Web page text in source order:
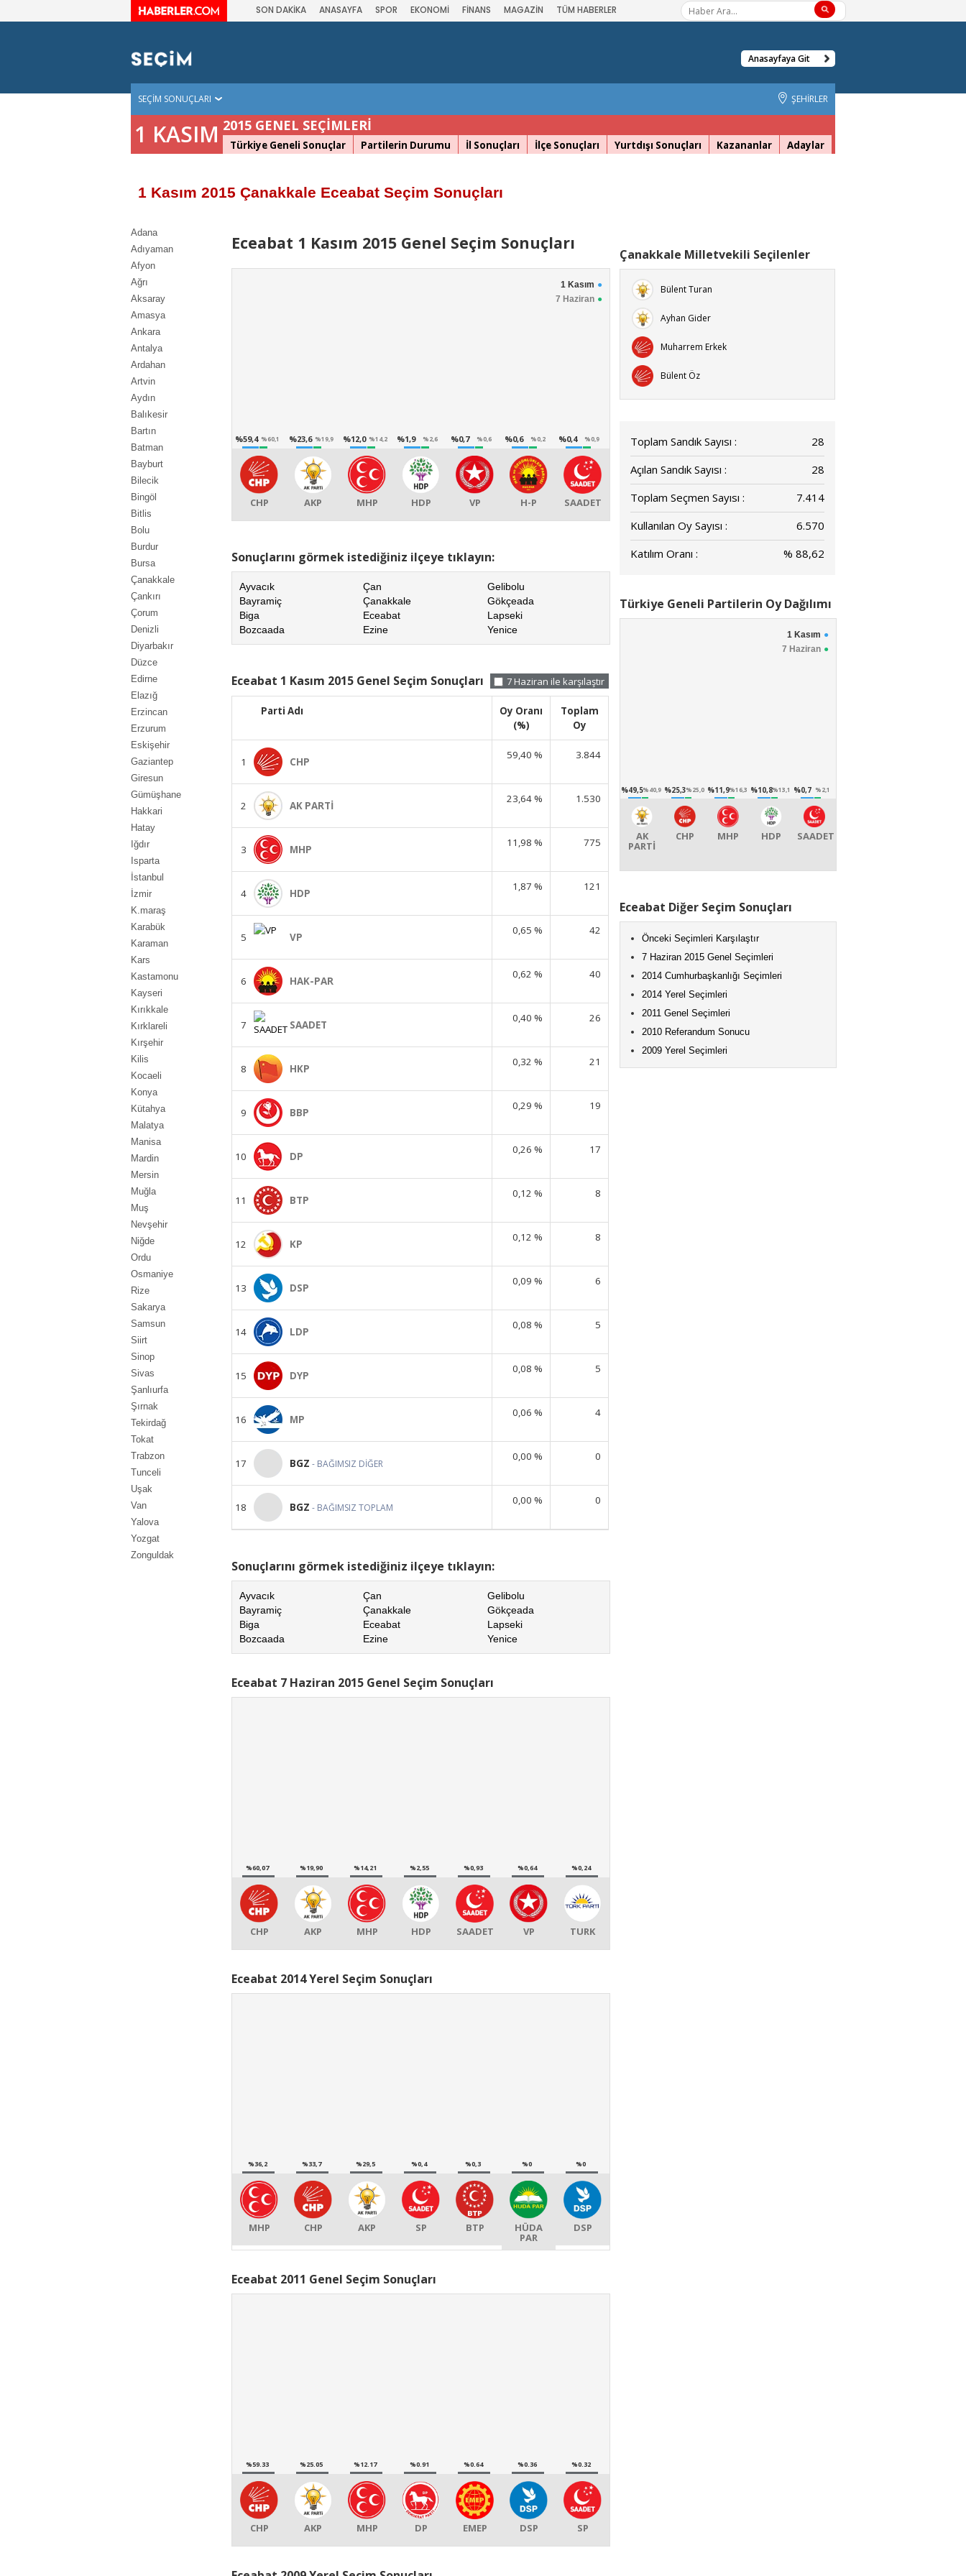
SON DAKİKA ANASAYFA SPOR EKONOMİ FİNANS MAGAZİN TÜM HABERLER
Anasayfaya Git
SEÇİM SONUÇLARI ŞEHİRLER
1 KASIM 2015 GENEL SEÇİMLERİ
Türkiye Geneli Sonuçlar Partilerin Durumu İl Sonuçları İlçe Sonuçları Yurtdışı Sonuçları Kazananlar Adaylar
1 Kasım 2015 Çanakkale Eceabat Seçim Sonuçları
Adana
Adıyaman
Afyon
Ağrı
Aksaray
Amasya
Ankara
Antalya
Ardahan
Artvin
Aydın
Balıkesir
Bartın
Batman
Bayburt
Bilecik
Bingöl
Bitlis
Bolu
Burdur
Bursa
Çanakkale
Çankırı
Çorum
Denizli
Diyarbakır
Düzce
Edirne
Elazığ
Erzincan
Erzurum
Eskişehir
Gaziantep
Giresun
Gümüşhane
Hakkari
Hatay
Iğdır
Isparta
İstanbul
İzmir
K.maraş
Karabük
Karaman
Kars
Kastamonu
Kayseri
Kırıkkale
Kırklareli
Kırşehir
Kilis
Kocaeli
Konya
Kütahya
Malatya
Manisa
Mardin
Mersin
Muğla
Muş
Nevşehir
Niğde
Ordu
Osmaniye
Rize
Sakarya
Samsun
Siirt
Sinop
Sivas
Şanlıurfa
Şırnak
Tekirdağ
Tokat
Trabzon
Tunceli
Uşak
Van
Yalova
Yozgat
Zonguldak
Eceabat 1 Kasım 2015 Genel Seçim Sonuçları
1 Kasım
7 Haziran
%59,4 %60,1
CHP
%23,6 %19,9
AKP
%12,0 %14,2
MHP
%1,9 %2,6
HDP
%0,7 %0,6
VP
%0,6 %0,2
H-P
%0,4 %0,9
SAADET
Sonuçlarını görmek istediğiniz ilçeye tıklayın:
Ayvacık
Bayramiç
Biga
Bozcaada
Çan
Çanakkale
Eceabat
Ezine
Gelibolu
Gökçeada
Lapseki
Yenice
Eceabat 1 Kasım 2015 Genel Seçim Sonuçları 7 Haziran ile karşılaştır
Parti Adı
Oy Oranı
(%)
Toplam
Oy
1 CHP
59,40 % 3.844
2 AK PARTİ
23,64 % 1.530
3 MHP
11,98 % 775
4 HDP
1,87 % 121
5 VP
0,65 % 42
6 HAK-PAR
0,62 % 40
7 SAADET
0,40 % 26
8 HKP
0,32 % 21
9 BBP
0,29 % 19
10 DP
0,26 % 17
11 BTP
0,12 % 8
12 KP
0,12 % 8
13 DSP
0,09 % 6
14 LDP
0,08 % 5
15 DYP
0,08 % 5
16 MP
0,06 % 4
17 BGZ - BAĞIMSIZ DİĞER
0,00 % 0
18 BGZ - BAĞIMSIZ TOPLAM
0,00 % 0
Sonuçlarını görmek istediğiniz ilçeye tıklayın:
Ayvacık
Bayramiç
Biga
Bozcaada
Çan
Çanakkale
Eceabat
Ezine
Gelibolu
Gökçeada
Lapseki
Yenice
Eceabat 7 Haziran 2015 Genel Seçim Sonuçları
%60,07
CHP
%19,90
AKP
%14,21
MHP
%2,55
HDP
%0,93
SAADET
%0,64
VP
%0,24
TURK
Eceabat 2014 Yerel Seçim Sonuçları
%36,2
MHP
%33,7
CHP
%29,5
AKP
%0,4
SP
%0,3
BTP
%0
HÜDA
PAR
%0
DSP
Eceabat 2011 Genel Seçim Sonuçları
%59.33
CHP
%25.05
AKP
%12.17
MHP
%0.91
DP
%0.64
EMEP
%0.36
DSP
%0.32
SP
Çanakkale Milletvekili Seçilenler
Bülent Turan
Ayhan Gider
Muharrem Erkek
Bülent Öz
Toplam Sandık Sayısı :
28
Açılan Sandık Sayısı :
28
Toplam Seçmen Sayısı :
7.414
Kullanılan Oy Sayısı :
6.570
Katılım Oranı :
% 88,62
Türkiye Geneli Partilerin Oy Dağılımı
1 Kasım
7 Haziran
%49,5%40,9
AK
PARTİ
%25,3%25,0
CHP
%11,9%16,3
MHP
%10,8%13,1
HDP
%0,7 %2,1
SAADET
Eceabat Diğer Seçim Sonuçları
Önceki Seçimleri Karşılaştır
7 Haziran 2015 Genel Seçimleri
2014 Cumhurbaşkanlığı Seçimleri
2014 Yerel Seçimleri
2011 Genel Seçimleri
2010 Referandum Sonucu
2009 Yerel Seçimleri